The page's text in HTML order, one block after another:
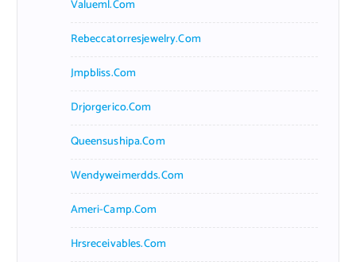
Valueml.com
Rebeccatorresjewelry.com
Jmpbliss.com
Drjorgerico.com
Queensushipa.com
Wendyweimerdds.com
Ameri-Camp.com
Hrsreceivables.com